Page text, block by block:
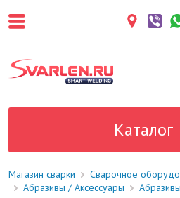
более 3 рабочих
поставки в магазин:
дня.
Данный товар
уточните уКаталог
Магазин сварки
Сварочное
Абразивы / Аксессуары
Абразивы